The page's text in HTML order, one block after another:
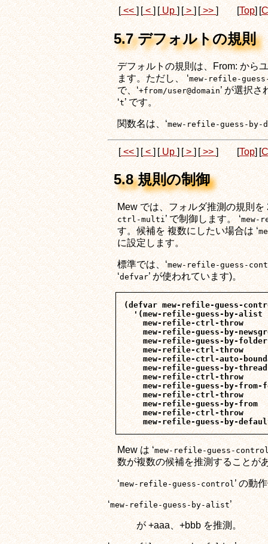
[ << ] [ < ][ Up ] [ > ] [ >> ] [Top] [
5.7 デフォルトの規則
デフォルトの規則は、From: から
ます。ただし、 ‘mew-refile-
で、‘+from/user@domain’ が選択さ
‘t’ です。
関数名は、‘mew-refile-guess-by-
[ << ] [ < ] [ Up ] [ > ] [ >> ] [Top] [
5.8 規則の制御
Mew では、フォルダ推測の規則を
ctrl-multi’ で制御します。 ‘
す。候補を 複数にしたい場合は ‘
に設定します。
標準では、‘mew-refile-guess-
‘defvar’ が使われています)。
(defvar mew-refile-guess-
  '(mew-refile-guess-by-alist
    mew-refile-ctrl-throw
mew-refile-guess-by-
    mew-refile-guess-by-folder
    mew-refile-ctrl-throw
mew-refile-ctrl-auto-
    mew-refile-guess-by-thread
    mew-refile-ctrl-throw
mew-refile-guess-by-from-
    mew-refile-ctrl-throw
    mew-refile-guess-by-from
    mew-refile-ctrl-throw
Mew は ‘mew-refile-guess-
数が複数の候補を推測することが
‘mew-refile-guess-control’ の動
‘mew-refile-guess-by-alist’
が +aaa、+bbb を推測。